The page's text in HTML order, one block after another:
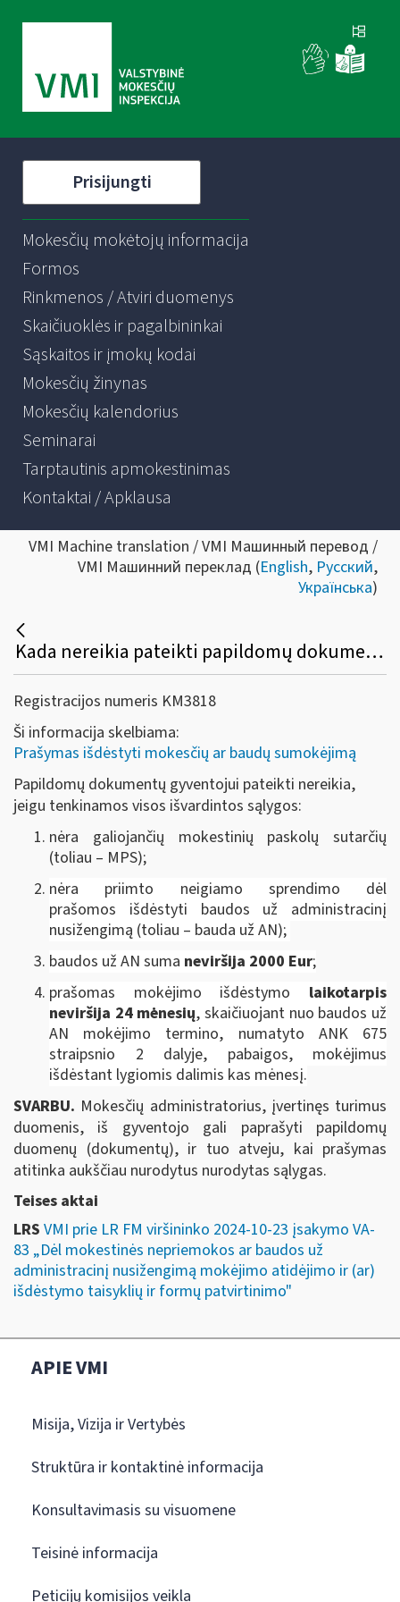
Prisijungti
Mokesčių mokėtojų informacija
Formos
Rinkmenos / Atviri duomenys
Skaičiuoklės ir pagalbininkai
Sąskaitos ir įmokų kodai
Mokesčių žinynas
Mokesčių kalendorius
Seminarai
Tarptautinis apmokestinimas
Kontaktai / Apklausa
VMI Machine translation / VMI Машинный перевод /
VMI Машинний переклад (English, Русский,
Українська)
Kada nereikia pateikti papildomų dokumentų, teikiant prašymą dėl administracinių baudų mokėjimo išdėstymo?
Registracijos numeris KM3818
Ši informacija skelbiama:
Prašymas išdėstyti mokesčių ar baudų sumokėjimą
Papildomų dokumentų gyventojui pateikti nereikia,
jeigu tenkinamos visos išvardintos sąlygos:
nėra galiojančių mokestinių paskolų sutarčių
(toliau – MPS);
nėra priimto neigiamo sprendimo dėl
prašomos išdėstyti baudos už administracinį
nusižengimą (toliau – bauda už AN);
baudos už AN suma neviršija 2000 Eur;
prašomas mokėjimo išdėstymo laikotarpis
neviršija 24 mėnesių, skaičiuojant nuo baudos už
AN mokėjimo termino, numatyto ANK 675
straipsnio 2 dalyje, pabaigos, mokėjimus
išdėstant lygiomis dalimis kas mėnesį.
SVARBU. Mokesčių administratorius, įvertinęs turimus
duomenis, iš gyventojo gali paprašyti papildomų
duomenų (dokumentų), ir tuo atveju, kai prašymas
atitinka aukščiau nurodytus nurodytas sąlygas.
Teises aktai
LRS VMI prie LR FM viršininko 2024-10-23 įsakymo VA-
83 „Dėl mokestinės nepriemokos ar baudos už
administracinį nusižengimą mokėjimo atidėjimo ir (ar)
išdėstymo taisyklių ir formų patvirtinimo"
APIE VMI
Misija, Vizija ir Vertybės
Struktūra ir kontaktinė informacija
Konsultavimasis su visuomene
Teisinė informacija
Peticijų komisijos veikla